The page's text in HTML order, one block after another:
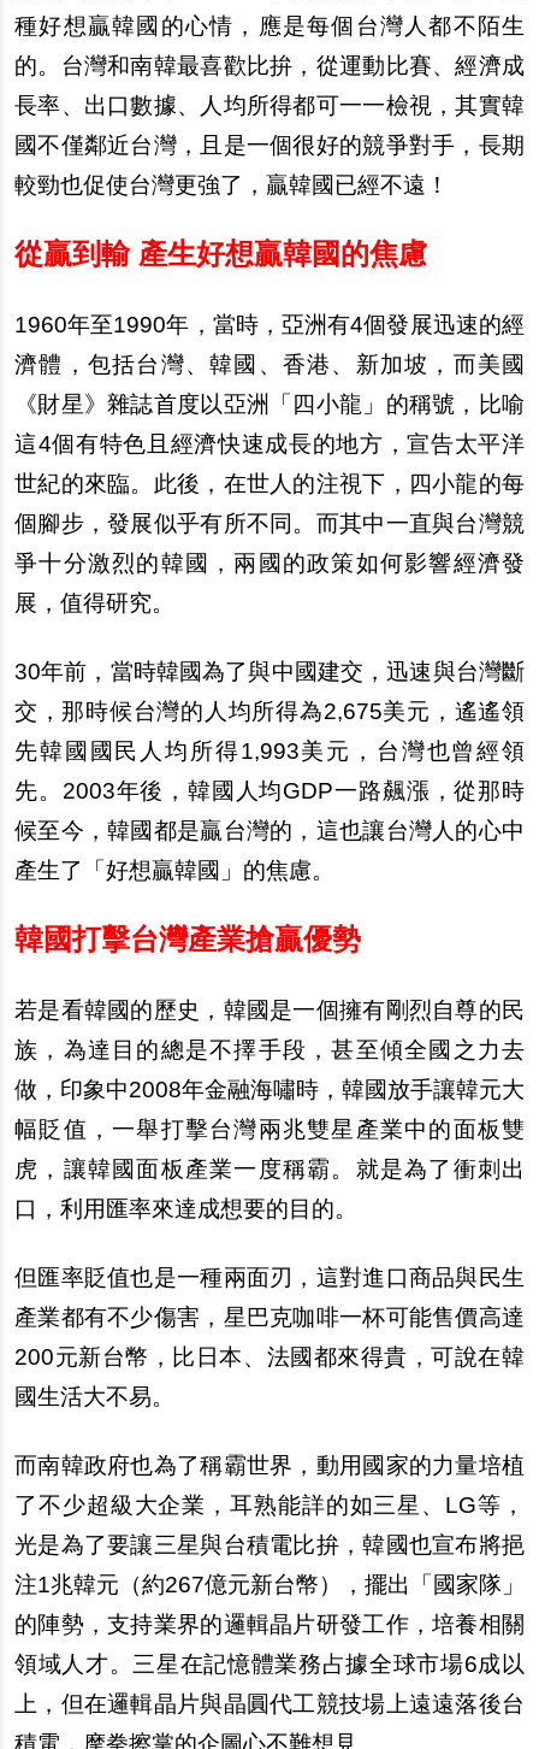
種好想贏韓國的心情，應是每個台灣人都不陌生
的。台灣和南韓最喜歡比拚，從運動比賽、經濟成
長率、出口數據、人均所得都可一一檢視，其實韓
國不僅鄰近台灣，且是一個很好的競爭對手，長期
較勁也促使台灣更強了，贏韓國已經不遠！
從贏到輸 產生好想贏韓國的焦慮
1960年至1990年，當時，亞洲有4個發展迅速的經
濟體，包括台灣、韓國、香港、新加坡，而美國
《財星》雜誌首度以亞洲「四小龍」的稱號，比喻
這4個有特色且經濟快速成長的地方，宣告太平洋
世紀的來臨。此後，在世人的注視下，四小龍的每
個腳步，發展似乎有所不同。而其中一直與台灣競
爭十分激烈的韓國，兩國的政策如何影響經濟發
展，值得研究。
30年前，當時韓國為了與中國建交，迅速與台灣斷
交，那時候台灣的人均所得為2,675美元，遙遙領
先韓國國民人均所得1,993美元，台灣也曾經領
先。2003年後，韓國人均GDP一路飆漲，從那時
候至今，韓國都是贏台灣的，這也讓台灣人的心中
產生了「好想贏韓國」的焦慮。
韓國打擊台灣產業搶贏優勢
若是看韓國的歷史，韓國是一個擁有剛烈自尊的民
族，為達目的總是不擇手段，甚至傾全國之力去
做，印象中2008年金融海嘯時，韓國放手讓韓元大
幅貶值，一舉打擊台灣兩兆雙星產業中的面板雙
虎，讓韓國面板產業一度稱霸。就是為了衝刺出
口，利用匯率來達成想要的目的。
但匯率貶值也是一種兩面刃，這對進口商品與民生
產業都有不少傷害，星巴克咖啡一杯可能售價高達
200元新台幣，比日本、法國都來得貴，可說在韓
國生活大不易。
而南韓政府也為了稱霸世界，動用國家的力量培植
了不少超級大企業，耳熟能詳的如三星、LG等，
光是為了要讓三星與台積電比拚，韓國也宣布將挹
注1兆韓元（約267億元新台幣），擺出「國家隊」
的陣勢，支持業界的邏輯晶片研發工作，培養相關
領域人才。三星在記憶體業務占據全球市場6成以
上，但在邏輯晶片與晶圓代工競技場上遠遠落後台
積電，摩拳擦掌的企圖心不難想見。